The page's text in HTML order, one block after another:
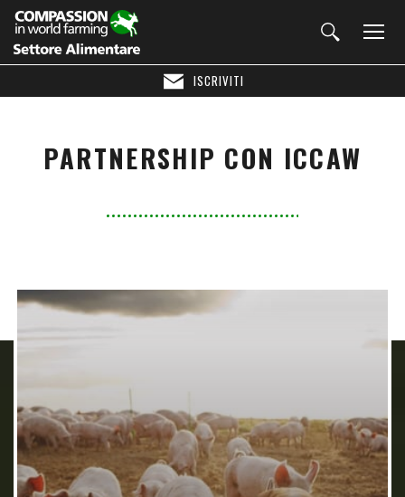
ISCRIVITI
PARTNERSHIP CON ICCAW